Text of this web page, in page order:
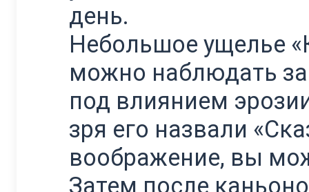
день.
Небольшое ущелье
можно наблюдать
под влиянием
зря его назвали
воображение, вы
Затем после